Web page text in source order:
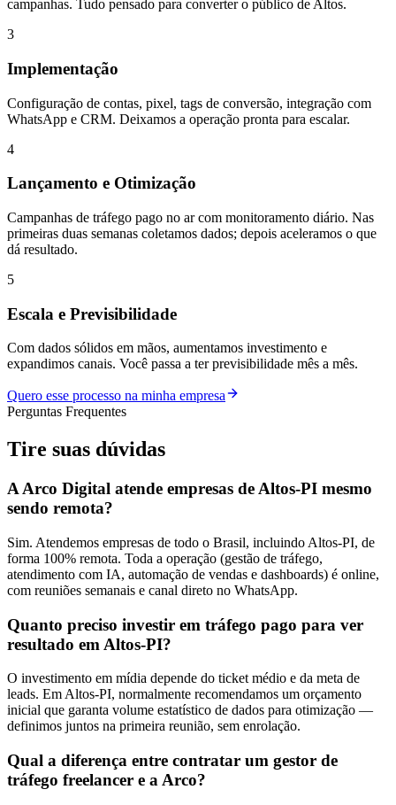
campanhas. Tudo pensado para converter o público de Altos.
3
Implementação
Configuração de contas, pixel, tags de conversão, integração com
WhatsApp e CRM. Deixamos a operação pronta para escalar.
4
Lançamento e Otimização
Campanhas de tráfego pago no ar com monitoramento diário. Nas
primeiras duas semanas coletamos dados; depois aceleramos o que
dá resultado.
5
Escala e Previsibilidade
Com dados sólidos em mãos, aumentamos investimento e
expandimos canais. Você passa a ter previsibilidade mês a mês.
Quero esse processo na minha empresa
Perguntas Frequentes
Tire suas dúvidas
A Arco Digital atende empresas de Altos-PI mesmo
sendo remota?
Sim. Atendemos empresas de todo o Brasil, incluindo Altos-PI, de
forma 100% remota. Toda a operação (gestão de tráfego,
atendimento com IA, automação de vendas e dashboards) é online,
com reuniões semanais e canal direto no WhatsApp.
Quanto preciso investir em tráfego pago para ver
resultado em Altos-PI?
O investimento em mídia depende do ticket médio e da meta de
leads. Em Altos-PI, normalmente recomendamos um orçamento
inicial que garanta volume estatístico de dados para otimização —
definimos juntos na primeira reunião, sem enrolação.
Qual a diferença entre contratar um gestor de
tráfego freelancer e a Arco?